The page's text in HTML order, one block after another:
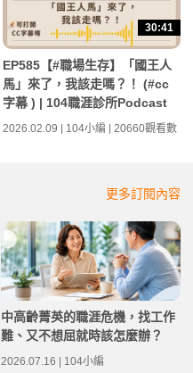
30:41
EP585【#職場生存】「國王人
馬」來了，我該走嗎？！ (#cc
字幕 ) | 104職涯診所Podcast
2026.02.09 | 104小編 | 20660觀看數
更多訂閱內容
中高齡菁英的職涯危機，找工作
難、又不想屈就時該怎麼辦？
2026.07.16 | 104小編